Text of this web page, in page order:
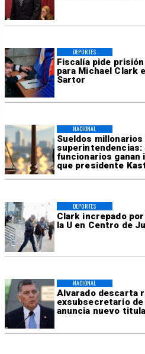
Fiscalía pide
para Michael Clark
Sartor
DEPORTES
Sueldos millonarios
superintendencias:
funcionarios ganan
que presidente
NACIONAL
Clark increpado
la U en Centro de
DEPORTES
Alvarado descarta
exsubsecretario de
anuncia nuevo
NACIONAL